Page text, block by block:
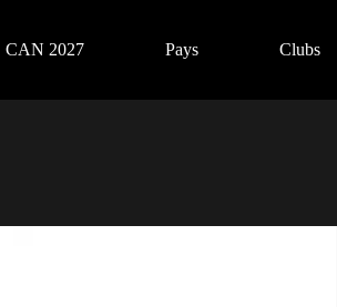
CAN 2027 Pays Clubs